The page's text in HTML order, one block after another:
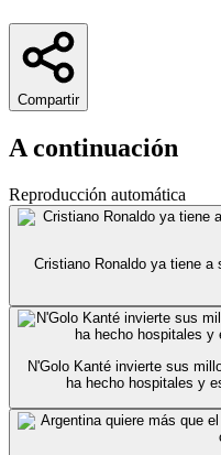
Compartir
A continuación
Reproducción automática
Cristiano Ronaldo ya tiene a
N'Golo Kanté invierte sus
ha hecho hospitales y